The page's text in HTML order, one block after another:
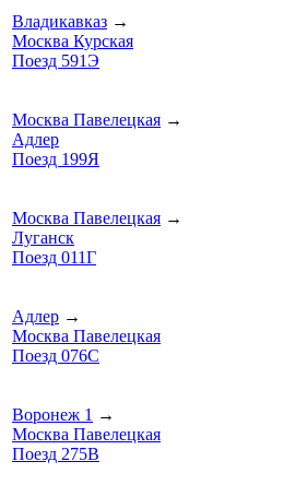
Владикавказ →
Москва Курская
Поезд 591Э
Москва Павелецкая →
Адлер
Поезд 199Я
Москва Павелецкая →
Луганск
Поезд 011Г
Адлер →
Москва Павелецкая
Поезд 076С
Воронеж 1 →
Москва Павелецкая
Поезд 275В